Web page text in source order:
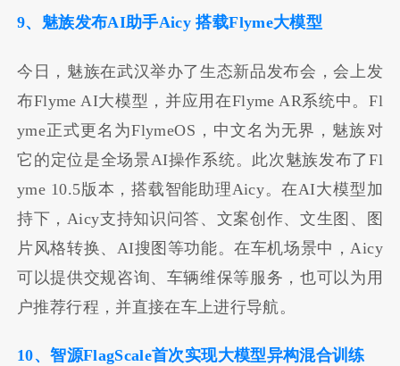
9、魅族发布AI助手Aicy 搭载Flyme大模型
今日，魅族在武汉举办了生态新品发布会，会上发
布Flyme AI大模型，并应用在Flyme AR系统中。Fl
yme正式更名为FlymeOS，中文名为无界，魅族对
它的定位是全场景AI操作系统。此次魅族发布了Fl
yme 10.5版本，搭载智能助理Aicy。在AI大模型加
持下，Aicy支持知识问答、文案创作、文生图、图
片风格转换、AI搜图等功能。在车机场景中，Aicy
可以提供交规咨询、车辆维保等服务，也可以为用
户推荐行程，并直接在车上进行导航。
10、智源FlagScale首次实现大模型异构混合训练